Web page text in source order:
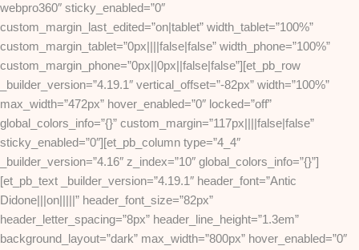
webpro360″ sticky_enabled=”0″
custom_margin_last_edited=”on|tablet” width_tablet=”100%”
custom_margin_tablet=”0px||||false|false” width_phone=”100%”
custom_margin_phone=”0px||0px||false|false”][et_pb_row
_builder_version=”4.19.1″ vertical_offset=”-82px” width=”100%”
max_width=”472px” hover_enabled=”0″ locked=”off”
global_colors_info=”{}” custom_margin=”117px||||false|false”
sticky_enabled=”0″][et_pb_column type=”4_4″
_builder_version=”4.16″ z_index=”10″ global_colors_info=”{}”]
[et_pb_text _builder_version=”4.19.1″ header_font=”Antic
Didone|||on|||||” header_font_size=”82px”
header_letter_spacing=”8px” header_line_height=”1.3em”
background_layout=”dark” max_width=”800px” hover_enabled=”0″